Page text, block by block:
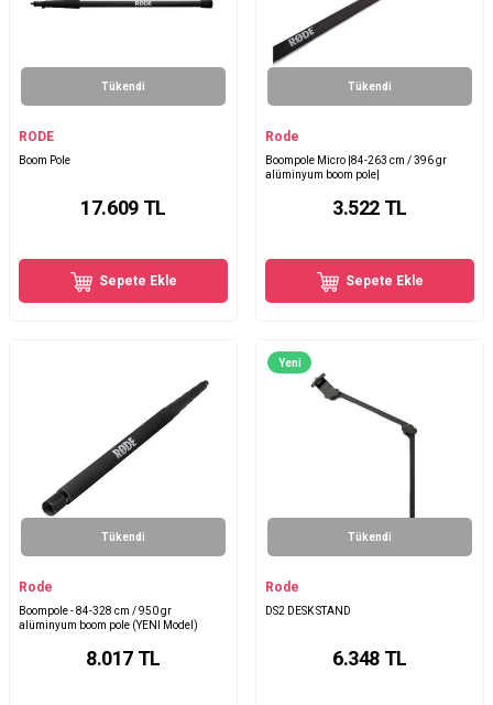
Tükendi
RODE
Boom Pole
17.609TL
Sepete Ekle
Tükendi
Rode
Boompole Micro |84-263 cm / 396 gr
alüminyum boom pole|
3.522 TL
Sepete Ekle
Tükendi
Rode
Boompole - 84-328 cm / 950 gr
alüminyum boom pole (YENI Model)
8.017 TL
Yeni
Tükendi
Rode
DS2 DESK STAND
6.348 TL